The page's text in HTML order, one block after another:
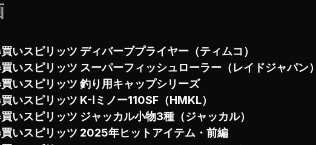
いスピリッツ ディバーブプライヤー（ティムコ）
いスピリッツ スーパーフィッシュローラー（レイドジャパン）
いスピリッツ 釣り用キャップシリーズ
いスピリッツ K-Ⅰミノー110SF（HMKL）
いスピリッツ ジャッカル小物3種（ジャッカル）
いスピリッツ 2025年ヒットアイテム・前編